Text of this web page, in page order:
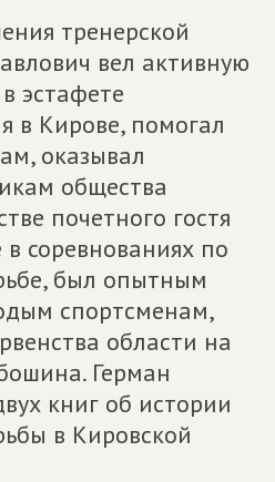
тренерской
вел активную
эстафете
в Кирове, помогал
оказывал
общества
почетного гостя
соревнованиях по
был опытным
спортсменам,
области на
Герман
книг об истории
в Кировской